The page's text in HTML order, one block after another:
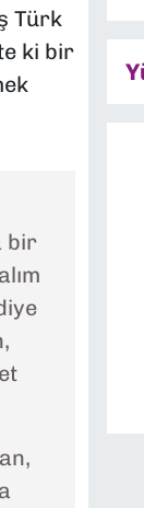
Türk
ki bir
bir